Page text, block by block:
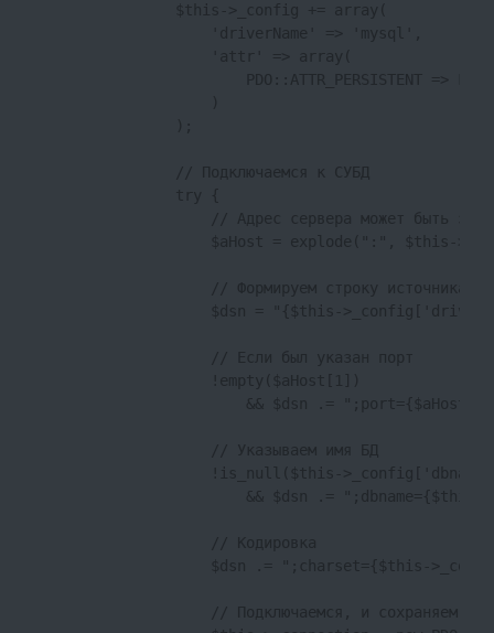
                $this->_config += array(
                    'driverName' => 'mysql',
                    'attr' => array(
PDO::ATTR_PERSISTENT =>
                // Подключаемся к СУБД
                try {
// Адрес сервера может быть
$aHost = explode(":", $this-
// Формируем строку источника
                    // Если был указан порт
                    !empty($aHost[1])
&& $dsn .=
                    // Указываем имя БД
&& $dsn .= ";dbname={$this-
                    // Кодировка
$dsn .= ";charset={$this-
// Подключаемся, и сохраняем